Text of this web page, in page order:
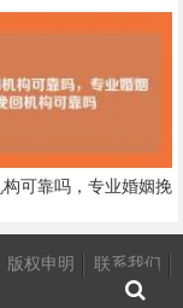
真的可靠吗
可靠吗，专业婚姻挽
版权申明
联系我们